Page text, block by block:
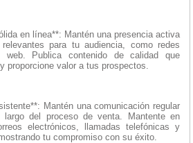
en línea**: Mantén una presencia activa
para tu audiencia, como redes
Publica contenido de calidad que
proporcione valor a tus prospectos.
Mantén una comunicación regular
del proceso de venta. Mantente en
electrónicos, llamadas telefónicas y
tu compromiso con su éxito.